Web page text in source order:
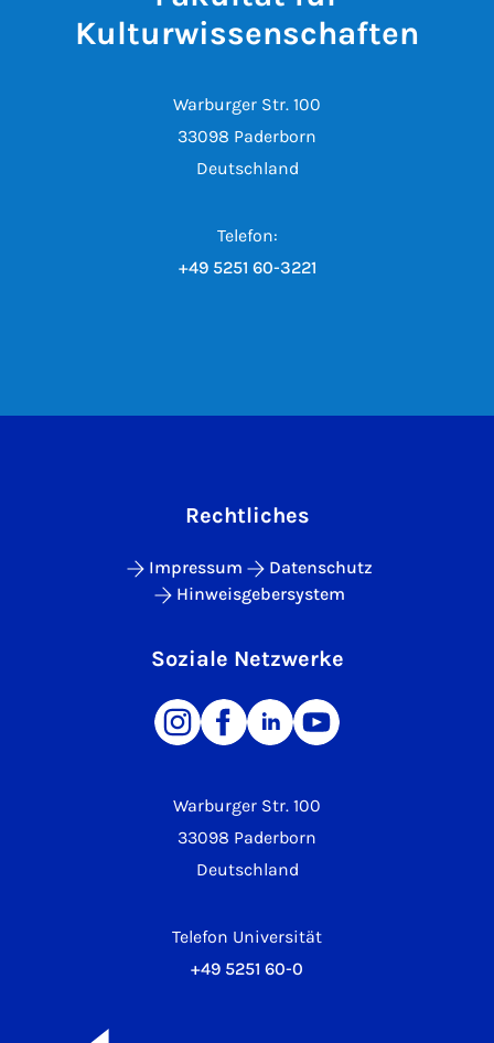
Kulturwissenschaften
Warburger Str. 100
33098 Paderborn
Deutschland
Telefon:
+49 5251 60-3221
Warburger Str. 100
33098 Paderborn
Deutschland
Telefon Universität
+49 5251 60-0
Rechtliches
Impressum
Datenschutz
Hinweisgebersystem
Soziale Netzwerke